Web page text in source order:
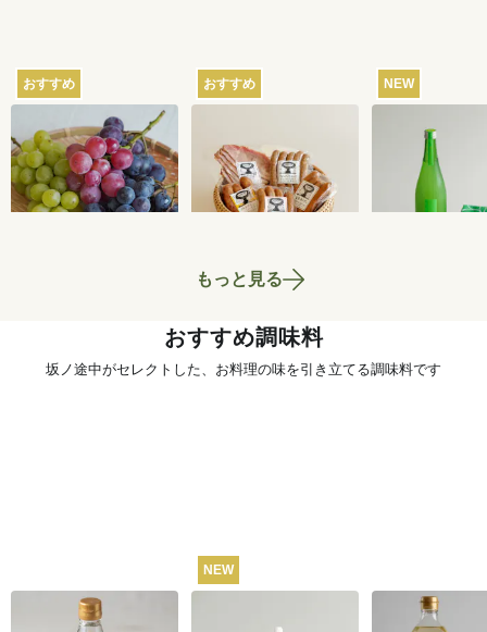
おすすめ
【産地直送】葡萄畑
ふくじろうのふぞろ
い濃厚ぶどう 1.6kg
送料込 6,750円
おすすめ
ム工房ゴーバルの夏
の5種セット
送料込 4,400
NEW
【産地直送】
本家のお酒と
いセット
もっと見る
おすすめ調味料
坂ノ途中がセレクトした、お料理の味を引き立てる調味料です
うね乃そうめんつゆ
NEW
カンタン八芳